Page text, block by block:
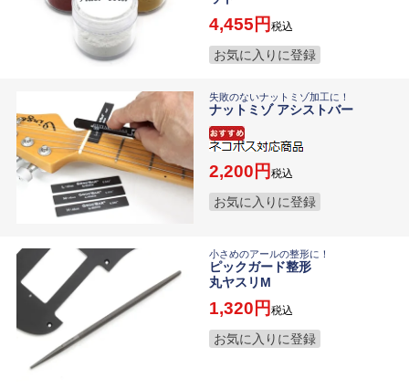
4,455 税込
お気に入りに登録
失敗のないナットミゾ加工に！
ナットミゾ アシストバー
2,200 税込
お気に入りに登録
小さめのアールの整形に！
ピックガード整形
丸ヤスリM
1,320 税込
お気に入りに登録